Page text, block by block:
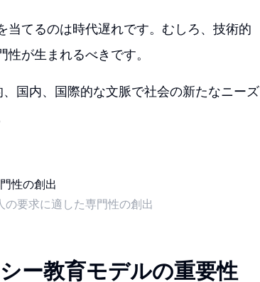
てるのは時代遅れです。むしろ、技術的
が生まれるべきです。
国内、国際的な文脈で社会の新たなニーズ
要求に適した専門性の創出
ー教育モデルの重要性